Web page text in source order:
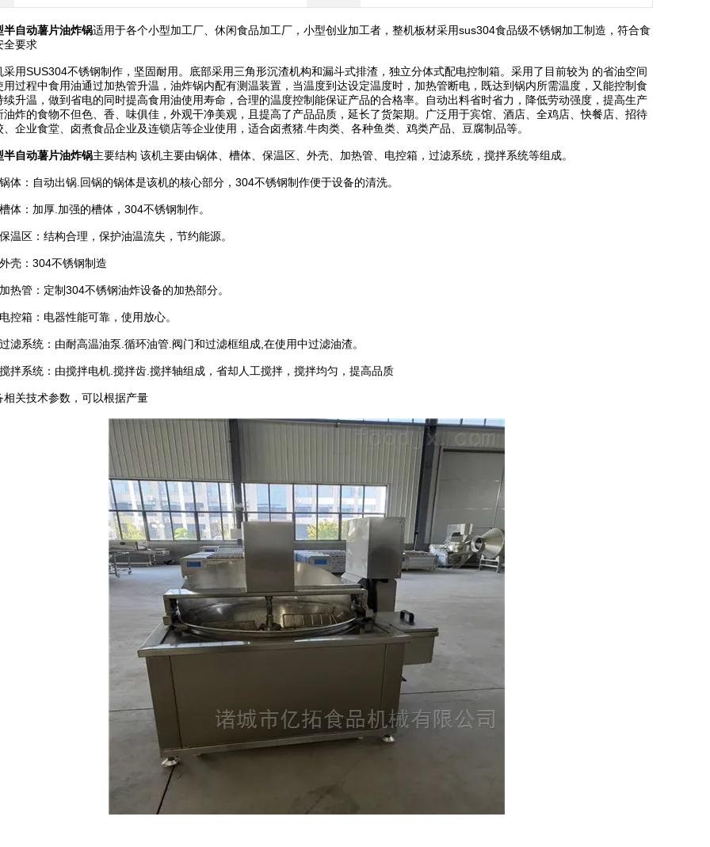
半自动薯片油炸锅适用于各个小型加工厂、休闲食品加工厂，小型创业加工者，整机板材采用sus304食品级不锈钢加工制造，符合食
全要求
SUS304不锈钢制作，坚固耐用。底部采用三角形沉渣机构和漏斗式排渣，独立分体式配电控制箱。采用了目前较为 的省油空间
用过程中食用油通过加热管升温，油炸锅内配有测温装置，当温度到达设定温度时，加热管断电，既达到锅内所需温度，又能控制食
续升温，做到省电的同时提高食用油使用寿命，合理的温度控制能保证产品的合格率。自动出料省时省力，降低劳动强度，提高生产
油炸的食物不但色、香、味俱佳，外观干净美观，且提高了产品品质，延长了货架期。广泛用于宾馆、酒店、全鸡店、快餐店、招待
、企业食堂、卤煮食品企业及连锁店等企业使用，适合卤煮猪.牛肉类、各种鱼类、鸡类产品、豆腐制品等。
半自动薯片油炸锅主要结构 该机主要由锅体、槽体、保温区、外壳、加热管、电控箱，过滤系统，搅拌系统等组成。
自动出锅.回锅的锅体是该机的核心部分，304不锈钢制作便于设备的清洗。
加厚.加强的槽体，304不锈钢制作。
：结构合理，保护油温流失，节约能源。
：304不锈钢制造
：定制304不锈钢油炸设备的加热部分。
：电器性能可靠，使用放心。
统：由耐高温油泵.循环油管.阀门和过滤框组成,在使用中过滤油渣。
统：由搅拌电机.搅拌齿.搅拌轴组成，省却人工搅拌，搅拌均匀，提高品质
技术参数，可以根据产量